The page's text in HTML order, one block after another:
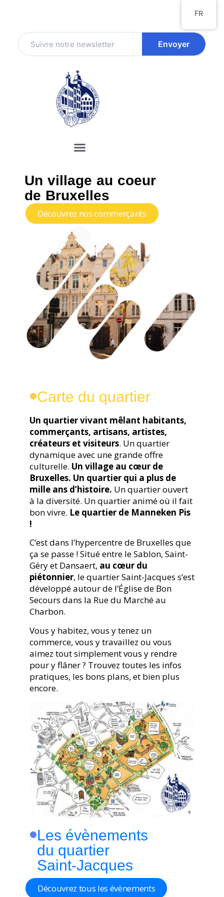
Un village au coeur
de Bruxelles
Découvrez nos commerçants
Carte du quartier
Un quartier vivant mêlant habitants,
commerçants, artisans, artistes,
créateurs et visiteurs. Un quartier
dynamique avec une grande offre
culturelle. Un village au cœur de
Bruxelles. Un quartier qui a plus de
mille ans d’histoire. Un quartier ouvert
à la diversité. Un quartier animé où il fait
bon vivre. Le quartier de Manneken Pis
!
C’est dans l’hypercentre de Bruxelles que
ça se passe ! Situé entre le Sablon, Saint-
Géry et Dansaert, au cœur du
piétonnier, le quartier Saint-Jacques s’est
développé autour de l’Église de Bon
Secours dans la Rue du Marché au
Charbon.
Vous y habitez, vous y tenez un
commerce, vous y travaillez ou vous
aimez tout simplement vous y rendre
pour y flâner ? Trouvez toutes les infos
pratiques, les bons plans, et bien plus
encore.
Les évènements
du quartier
Saint-Jacques
Découvrez tous les évènements
FR